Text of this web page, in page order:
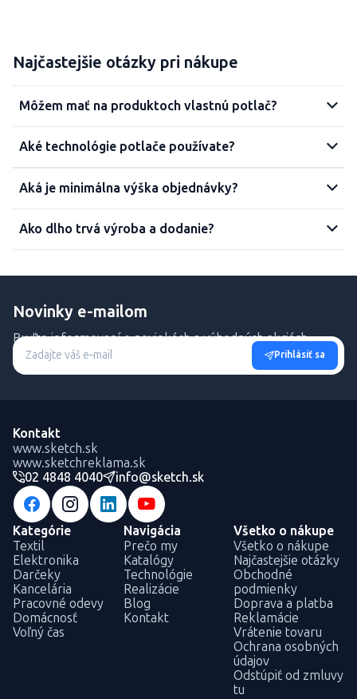
Najčastejšie otázky pri nákupe
Môžem mať na produktoch vlastnú potlač?
Aké technológie potlače používate?
Aká je minimálna výška objednávky?
Ako dlho trvá výroba a dodanie?
Novinky e-mailom
Buďte informovaní o novinkách a výhodných akciách.
Prihlásiť sa
Kontakt
www.sketch.sk
www.sketchreklama.sk
02 4848 4040
info@sketch.sk
Kategórie
Textil
Elektronika
Darčeky
Kancelária
Pracovné odevy
Domácnosť
Voľný čas
Navigácia
Prečo my
Katalógy
Technológie
Realizácie
Blog
Kontakt
Všetko o nákupe
Všetko o nákupe
Najčastejšie otázky
Obchodné
podmienky
Doprava a platba
Reklamácie
Vrátenie tovaru
Ochrana osobných
údajov
Odstúpiť od zmluvy
tu